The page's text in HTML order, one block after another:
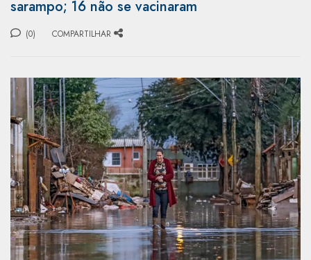
sarampo; 16 não se vacinaram
(0) COMPARTILHAR